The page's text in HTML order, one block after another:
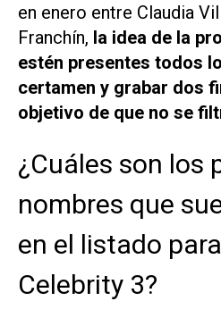
en enero entre Claudia
Franchín, la idea de la
estén presentes todos
certamen y grabar dos
objetivo de que no se
¿Cuáles son los
nombres que
en el listado
Celebrity 3?